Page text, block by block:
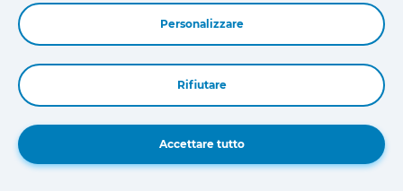
di ricevere informazioni sui prodotti commercializzati
da COJALI S. L., così come per soddisfare qualsiasi
altra richiesta contenuta nel presente modulo.
Inviare
Personalizzare
Rifiutare
Accettare tutto